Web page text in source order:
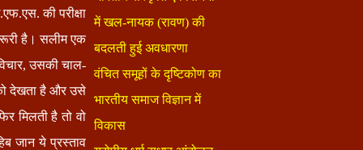
की परीक्षा
है। सलीम एक
उसकी चाल-
देखता है और उसे
मिलती है तो वो
जान ये प्रस्ताव